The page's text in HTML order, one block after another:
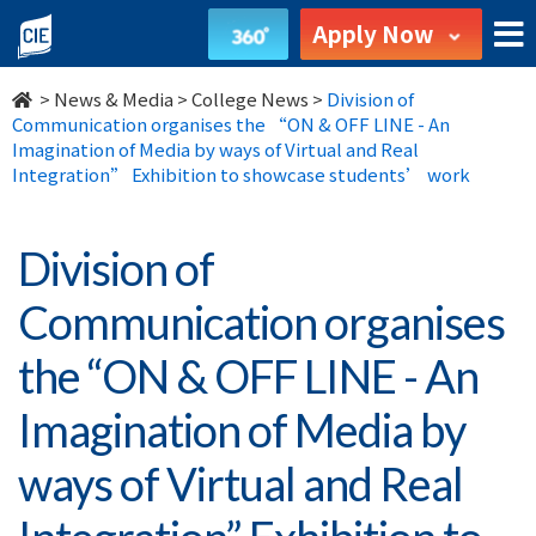
Division
of
Communication
organises
“ON
&
OFF
LINE
Apply Now
> News & Media >College News > Division of
Communication organises the “ON & OFF LINE - An
Imagination of Media by ways of Virtual and Real
Integration” Exhibition to showcase students’ work
Division of
Communication organises
the “ON & OFF LINE - An
Imagination of Media by
ways of Virtual and Real